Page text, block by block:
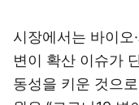
시장에서는 바이오
변이 확산 이슈가
동성을 키운 것으